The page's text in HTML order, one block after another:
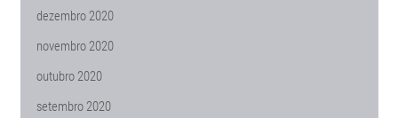
dezembro 2020
novembro 2020
outubro 2020
setembro 2020